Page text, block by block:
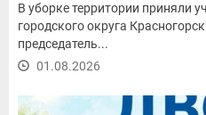
В уборке территории приняли
городского округа
председатель...
01.08.2026